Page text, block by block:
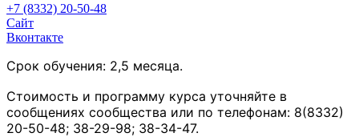
+7 (8332) 20-50-48
Сайт
Вконтакте
Срок обучения: 2,5 месяца.
Стоимость и программу курса уточняйте в
сообщениях сообщества или по телефонам: 8(8332)
20-50-48; 38-29-98; 38-34-47.